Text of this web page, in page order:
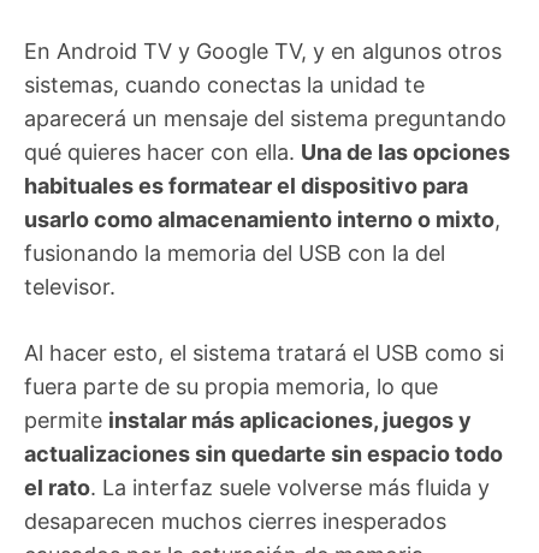
En Android TV y Google TV, y en algunos otros
sistemas, cuando conectas la unidad te
aparecerá un mensaje del sistema preguntando
qué quieres hacer con ella. Una de las opciones
habituales es formatear el dispositivo para
usarlo como almacenamiento interno o mixto,
fusionando la memoria del USB con la del
televisor.
Al hacer esto, el sistema tratará el USB como si
fuera parte de su propia memoria, lo que
permite instalar más aplicaciones, juegos y
actualizaciones sin quedarte sin espacio todo
el rato. La interfaz suele volverse más fluida y
desaparecen muchos cierres inesperados